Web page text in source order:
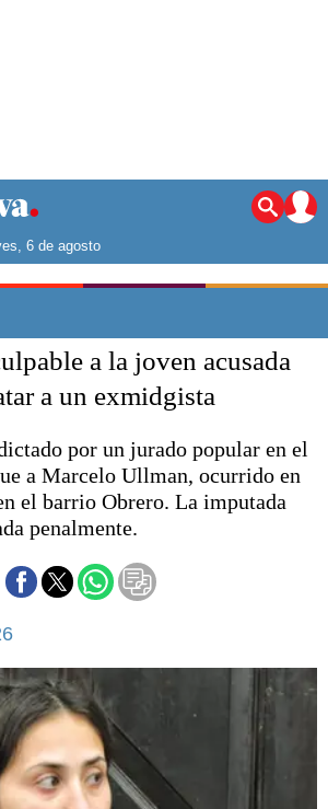
La ciudad
Punta Alta
El mundo
Escenario Olímpico
Liga del Sur
Básquetbol
Fútbol
Federal A
Aplausos
Con el campo
Espacio empresas
Sociedad
Tecnología
Turismo
6 de agosto
a la joven acusada
a un exmidgista
por un jurado popular en el
a Marcelo Ullman, ocurrido en
el barrio Obrero. La imputada
penalmente.